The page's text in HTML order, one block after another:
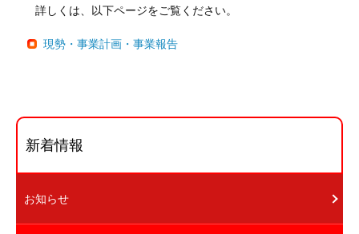
詳しくは、以下ページをご覧ください。
現勢・事業計画・事業報告
新着情報
お知らせ